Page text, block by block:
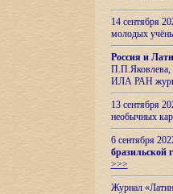
14 сентября
молодых
Россия и
П.П.Яковлева,
ИЛА РАН
13 сентября
необычных
6 сентября
бразильской
>>>
Журнал